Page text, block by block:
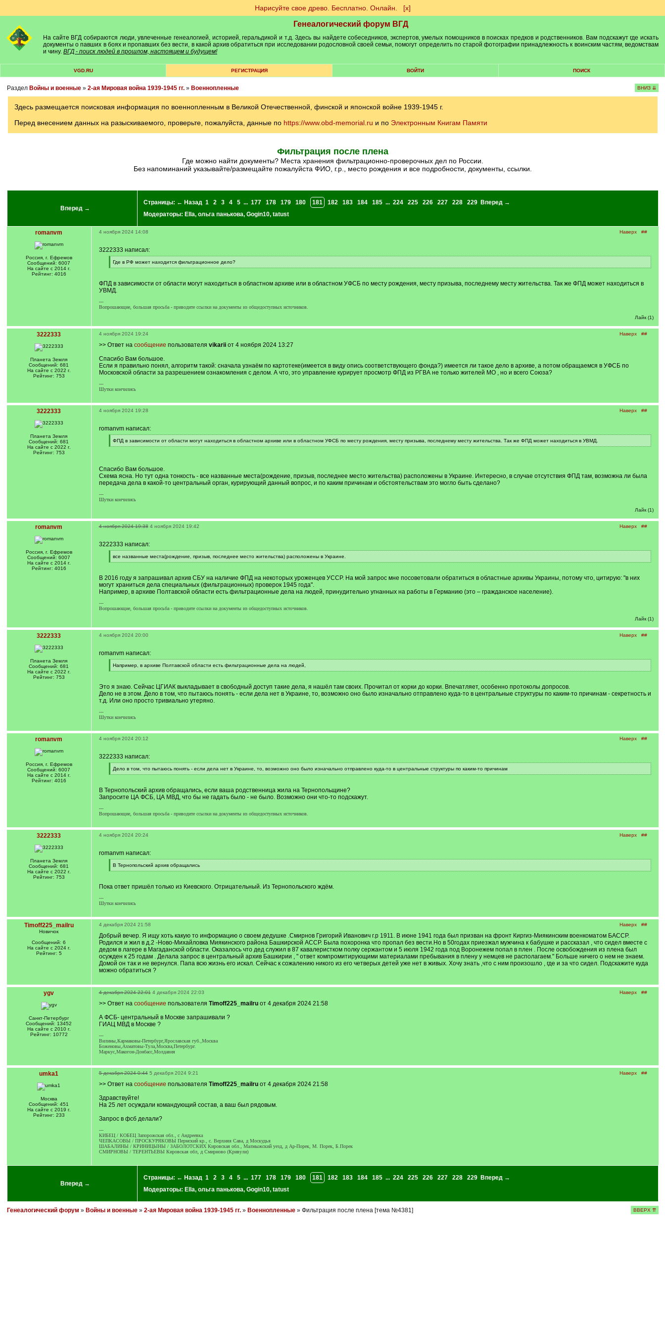
Нарисуйте свое древо. Бесплатно. Онлайн. [х]
Генеалогический форум ВГД
На сайте ВГД собираются люди, увлеченные генеалогией, историей, геральдикой и т.д. Здесь вы найдете собеседников, экспертов, умелых помощников в поисках предков и родственников. Вам подскажут где искать
документы о павших в боях и пропавших без вести, в какой архив обратиться при исследовании родословной своей семьи, помогут определить по старой фотографии принадлежность к воинским частям, ведомствам
и чину. ВГД - поиск людей в прошлом, настоящем и будущем!
VGD.RU РЕГИСТРАЦИЯ ВОЙТИ ПОИСК
Раздел Войны и военные» 2-ая Мировая война 1939-1945 гг.» Военнопленные ВНИЗ ⇊
Здесь размещается поисковая информация по военнопленным в Великой Отечественной, финской и японской войне 1939-1945 г.
Перед внесением данных на разыскиваемого, проверьте, пожалуйста, данные по https://www.obd-memorial.ru и по Электронным Книгам Памяти
Фильтрация после плена
Где можно найти документы? Места хранения фильтрационно-проверочных дел по России.
Без напоминаний указывайте/размещайте пожалуйста ФИО, г.р., место рождения и все подробности, документы, ссылки.
Вперед →
Страницы: ← Назад 1 2 3 4 5 ... 177 178 179 180 181 182 183 184 185 ... 224 225 226 227 228 229
Вперед →
Модераторы: Ella, ольга панькова, Gogin10, tatust
romanvm
Россия, г. Ефремов
Сообщений: 6007
На сайте с 2014 г.
Рейтинг: 4016
Наверх ##
4 ноября 2024 14:08
3222333 написал:
[
q
Где в РФ может находится фильтрационное дело?
[
]
ФПД в зависимости от области могут находиться в областном архиве или в областном УФСБ по месту рождения, месту призыва, последнему месту жительства. Так же ФПД может находиться в
УВМД.
---
Вопрошающие, большая просьба - приводите ссылки на документы из общедоступных источников.
Лайк (1)
3222333
Планета Земля
Сообщений: 681
На сайте с 2022 г.
Рейтинг: 753
Наверх ##
4 ноября 2024 19:24
>> Ответ на сообщение пользователя vikariiот 4 ноября 2024 13:27
Спасибо Вам большое.
Если я правильно понял, алгоритм такой: сначала узнаём по картотеке(имеется в виду опись соответствующего фонда?) имеется ли такое дело в архиве, а потом обращаемся в УФСБ по
Московской области за разрешением ознакомления с делом. А что, это управление курирует просмотр ФПД из РГВА не только жителей МО , но и всего Союза?
---
Шутки кончились
3222333
Планета Земля
Сообщений: 681
На сайте с 2022 г.
Рейтинг: 753
Наверх ##
4 ноября 2024 19:28
romanvm написал:
[
q
ФПД в зависимости от области могут находиться в областном архиве или в областном УФСБ по месту рождения, месту призыва, последнему месту жительства. Так же ФПД может находиться в УВМД.
[
Спасибо Вам большое.
Схема ясна. Но тут одна тонкость - все названные места(рождение, призыв, последнее место жительства) расположены в Украине. Интересно, в случае отсутствия ФПД там, возможна ли была
передача дела в какой-то центральный орган, курирующий данный вопрос, и по каким причинам и обстоятельствам это могло быть сделано?
---
Шутки кончились
Лайк (1)
romanvm
Россия, г. Ефремов
Сообщений: 6007
На сайте с 2014 г.
Рейтинг: 4016
Наверх ##
4 ноября 2024 19:38 4 ноября 2024 19:42
3222333 написал:
[
q
все названные места(рождение, призыв, последнее место жительства) расположены в Украине.
[
]
В 2016 году я запрашивал архив СБУ на наличие ФПД на некоторых уроженцев УССР. На мой запрос мне посоветовали обратиться в областные архивы Украины, потому что, цитирую: "в них
могут храниться дела специальных (фильтрационных) проверок 1945 года".
Например, в архиве Полтавской области есть фильтрационные дела на людей, принудительно угнанных на работы в Германию (это – гражданское население).
---
Вопрошающие, большая просьба - приводите ссылки на документы из общедоступных источников.
Лайк (1)
3222333
Планета Земля
Сообщений: 681
На сайте с 2022 г.
Рейтинг: 753
Наверх ##
4 ноября 2024 20:00
romanvm написал:
[
q
Например, в архиве Полтавской области есть фильтрационные дела на людей,
[
]
Это я знаю. Сейчас ЦГИАК выкладывает в свободный доступ такие дела, я нашёл там своих. Прочитал от корки до корки. Впечатляет, особенно протоколы допросов.
Дело не в этом. Дело в том, что пытаюсь понять - если дела нет в Украине, то, возможно оно было изначально отправлено куда-то в центральные структуры по каким-то причинам - секретность и
т.д. Или оно просто тривиально утеряно.
---
Шутки кончились
romanvm
Россия, г. Ефремов
Сообщений: 6007
На сайте с 2014 г.
Рейтинг: 4016
Наверх ##
4 ноября 2024 20:12
3222333 написал:
[
q
Дело в том, что пытаюсь понять - если дела нет в Украине, то, возможно оно было изначально отправлено куда-то в центральные структуры по каким-то причинам
[
]
В Тернопольский архив обращались, если ваша родственница жила на Тернопольщине?
Запросите ЦА ФСБ, ЦА МВД, что бы не гадать было - не было. Возможно они что-то подскажут.
---
Вопрошающие, большая просьба - приводите ссылки на документы из общедоступных источников.
3222333
Планета Земля
Сообщений: 681
На сайте с 2022 г.
Рейтинг: 753
Наверх ##
4 ноября 2024 20:24
romanvm написал:
[
q
В Тернопольский архив обращались
[
Пока ответ пришёл только из Киевского. Отрицательный. Из Тернопольского ждём.
---
Шутки кончились
Timoff225_mailru
Новичок
Сообщений: 6
На сайте с 2024 г.
Рейтинг: 5
Наверх ##
4 декабря 2024 21:58
Добрый вечер. Я ищу хоть какую то информацию о своем дедушке .Смирнов Григорий Иванович г.р 1911. В июне 1941 года был призван на фронт Киргиз-Миякинским военкоматом БАССР.
Родился и жил в д.2 -Ново-Михайловка Миякинского района Башкирской АССР. Была похоронка что пропал без вести.Но в 50годах приезжал мужчина к бабушке и рассказал , что сидел вместе с
дедом в лагере в Магаданской области. Оказалось что дед служил в 87 кавалеристком полку сержантом и 5 июля 1942 года под Воронежем попал в плен . После освобождения из плена был
осужден к 25 годам . Делала запрос в центральный архив Башкирии , " ответ компромитирующими материалами пребывания в плену у немцев не располагаем." Больше ничего о нем не знаем.
Домой он так и не вернулся. Папа всю жизнь его искал. Сейчас к сожалению никого из его четверых детей уже нет в живых. Хочу знать ,что с ним произошло , где и за что сидел. Подскажите куда
можно обратиться ?
ygv
Санкт-Петербург
Сообщений: 13452
На сайте с 2010 г.
Рейтинг: 10772
Наверх ##
4 декабря 2024 22:01 4 декабря 2024 22:03
>> Ответ на сообщение пользователя Timoff225_mailruот 4 декабря 2024 21:58
А ФСБ- центральный в Москве запрашивали ?
ГИАЦ МВД в Москве ?
---
Вилины,Кармаковы-Петербург,Ярославская губ.,Москва
Боженовы,Ахматовы-Тула,Москва,Петербург.
Маркус,Макогон-Донбасс,Молдавия
umka1
Москва
Сообщений: 451
На сайте с 2019 г.
Рейтинг: 233
Наверх ##
5 декабря 2024 0:44 5 декабря 2024 9:21
>> Ответ на сообщение пользователя Timoff225_mailruот 4 декабря 2024 21:58
Здравствуйте!
На 25 лет осуждали командующий состав, а ваш был рядовым.
Запрос в фсб делали?
---
КИБЕЦ / КОБЕЦ Запорожская обл., с Андреевка
ЧЕПКАСОВЫ / ПРОСКУРЯКОВЫ Пермский кр., с. Верхняя Сава, д Москудья
ШАБАЛИНЫ / КРИНИЦЫНЫ / ЗАБОЛОТСКИХ Кировская обл., Малмыжский уезд, д Ар-Порек, М. Порек, Б.Порек
СМИРНОВЫ / ТЕРЕНТЬЕВЫ Кировская обл, д Смирново (Кривули)
Вперед →
Страницы: ← Назад 1 2 3 4 5 ... 177 178 179 180 181 182 183 184 185 ... 224 225 226 227 228 229
Вперед →
Модераторы: Ella, ольга панькова, Gogin10, tatust
Генеалогический форум » Войны и военные» 2-ая Мировая война 1939-1945 гг.» Военнопленные» Фильтрация после плена [тема №4381] ВВЕРХ ⇈